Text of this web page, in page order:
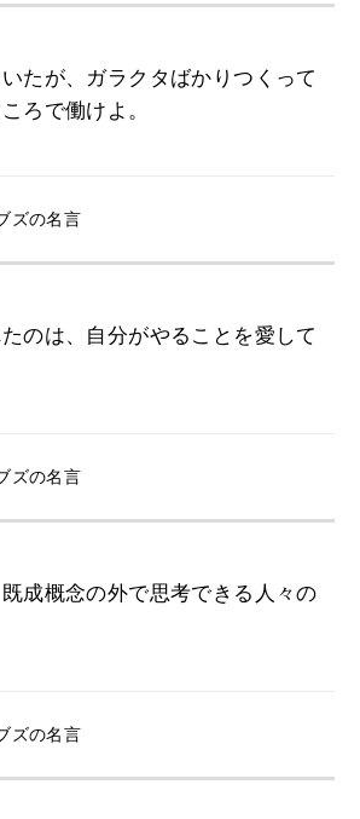
たが、ガラクタばかりつくって
ろで働けよ。
ズの名言
のは、自分がやることを愛して
ズの名言
成概念の外で思考できる人々の
ズの名言